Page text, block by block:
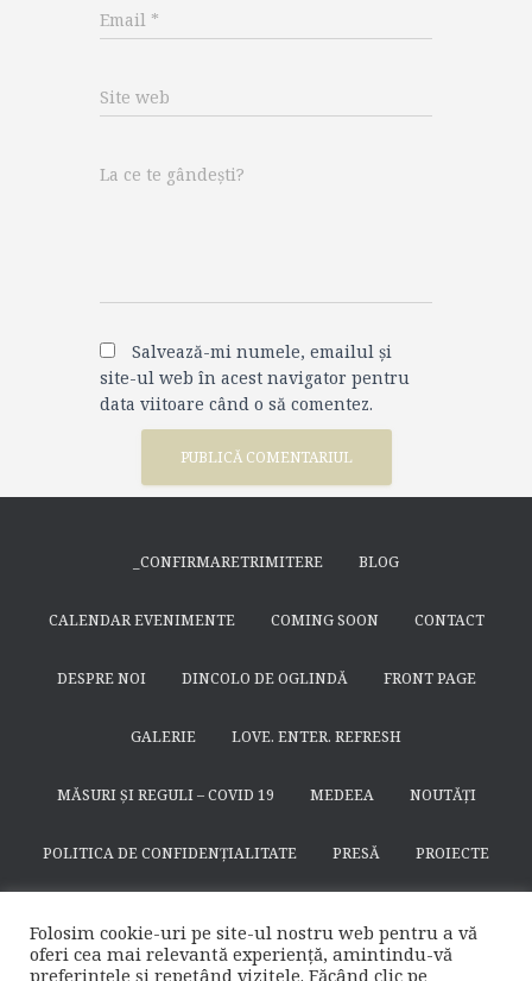
Email *
Site web
La ce te gândești?
Salvează-mi numele, emailul și
site-ul web în acest navigator pentru
data viitoare când o să comentez.
_CONFIRMARETRIMITERE BLOG
CALENDAR EVENIMENTE COMING SOON CONTACT
DESPRE NOI DINCOLO DE OGLINDĂ FRONT PAGE
GALERIE LOVE. ENTER. REFRESH
MĂSURI ȘI REGULI – COVID 19 MEDEEA NOUTĂȚI
POLITICA DE CONFIDENȚIALITATE PRESĂ PROIECTE
SUSȚINE TEATRULAPROPO.RO
Folosim cookie-uri pe site-ul nostru web pentru a vă
oferi cea mai relevantă experiență, amintindu-vă
preferințele și repetând vizitele. Făcând clic pe